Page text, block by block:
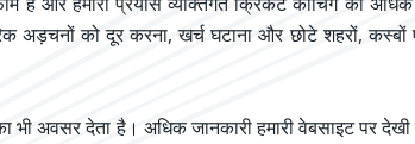
अड़चनों को दूर करना, खर्च घटाना और छोटे शहरों, कस्बों
अवसर देता है। अधिक जानकारी हमारी वेबसाइट पर